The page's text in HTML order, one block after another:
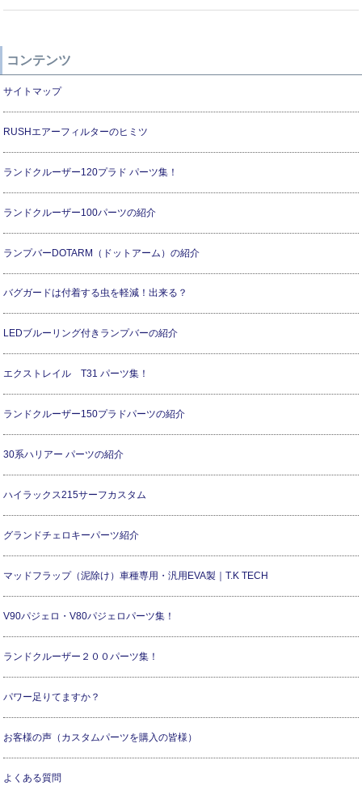
コンテンツ
サイトマップ
RUSHエアーフィルターのヒミツ
ランドクルーザー120プラド パーツ集！
ランドクルーザー100パーツの紹介
ランプバーDOTARM（ドットアーム）の紹介
バグガードは付着する虫を軽減！出来る？
LEDブルーリング付きランプバーの紹介
エクストレイル T31 パーツ集！
ランドクルーザー150プラドパーツの紹介
30系ハリアー パーツの紹介
ハイラックス215サーフカスタム
グランドチェロキーパーツ紹介
マッドフラップ（泥除け）車種専用・汎用EVA製｜T.K TECH
V90パジェロ・V80パジェロパーツ集！
ランドクルーザー２００パーツ集！
パワー足りてますか？
お客様の声（カスタムパーツを購入の皆様）
よくある質問